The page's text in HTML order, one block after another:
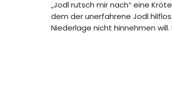
„Jodl rutsch mir nach“ eine
dem der unerfahrene Jodl
Niederlage nicht hinnehmen